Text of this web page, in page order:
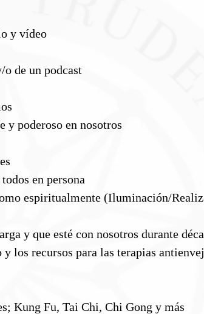
y vídeo
de un podcast
y poderoso en nosotros
en persona
espiritualmente (Iluminación/
y que esté con nosotros durante
los recursos para las terapias
Kung Fu, Tai Chi, Chi Gong y más